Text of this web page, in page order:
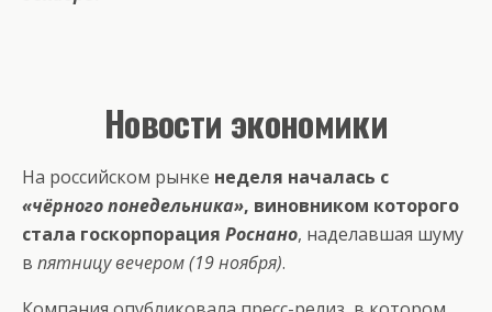
Новости экономики
На российском рынке неделя началась с
«чёрного понедельника», виновником которого
стала госкорпорация Роснано, наделавшая шуму
в пятницу вечером (19 ноября).